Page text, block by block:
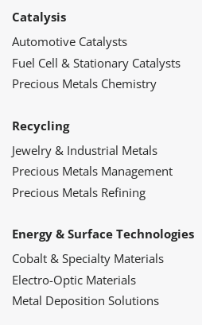
Catalysis
Automotive Catalysts
Fuel Cell & Stationary Catalysts
Precious Metals Chemistry
Recycling
Jewelry & Industrial Metals
Precious Metals Management
Precious Metals Refining
Energy & Surface Technologies
Cobalt & Specialty Materials
Electro-Optic Materials
Metal Deposition Solutions